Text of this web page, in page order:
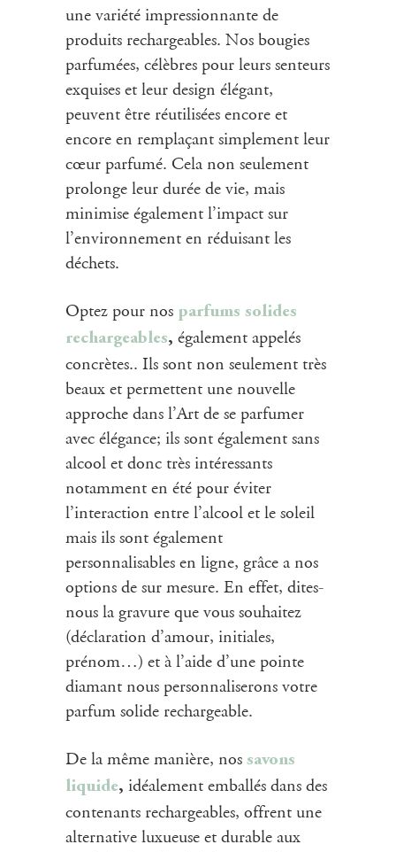
une variété impressionnante de
produits rechargeables. Nos bougies
parfumées, célèbres pour leurs senteurs
exquises et leur design élégant,
peuvent être réutilisées encore et
encore en remplaçant simplement leur
cœur parfumé. Cela non seulement
prolonge leur durée de vie, mais
minimise également l’impact sur
l’environnement en réduisant les
déchets.
Optez pour nos parfums solides
rechargeables, également appelés
concrètes.. Ils sont non seulement très
beaux et permettent une nouvelle
approche dans l’Art de se parfumer
avec élégance; ils sont également sans
alcool et donc très intéressants
notamment en été pour éviter
l’interaction entre l’alcool et le soleil
mais ils sont également
personnalisables en ligne, grâce a nos
options de sur mesure. En effet, dites-
nous la gravure que vous souhaitez
(déclaration d’amour, initiales,
prénom…) et à l’aide d’une pointe
diamant nous personnaliserons votre
parfum solide rechargeable.
De la même manière, nos savons
liquide, idéalement emballés dans des
contenants rechargeables, offrent une
alternative luxueuse et durable aux